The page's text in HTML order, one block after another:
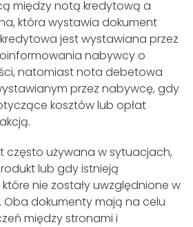
między notą kredytową a
która wystawia dokument
jest wystawiana przez
nabywcy o
natomiast nota debetowa
przez nabywcę, gdy
kosztów lub opłat
często używana w sytuacjach,
lub gdy istnieją
nie zostały uwzględnione w
Oba dokumenty mają na celu
między stronami i